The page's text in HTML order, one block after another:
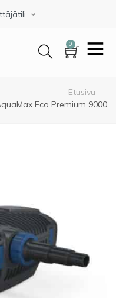
0
Etusivu
Eco Premium 9000